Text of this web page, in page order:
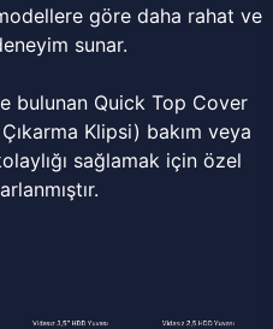
göre daha rahat ve
sunar.
bulunan Quick Top Cover
Klipsi) bakım veya
sağlamak için özel